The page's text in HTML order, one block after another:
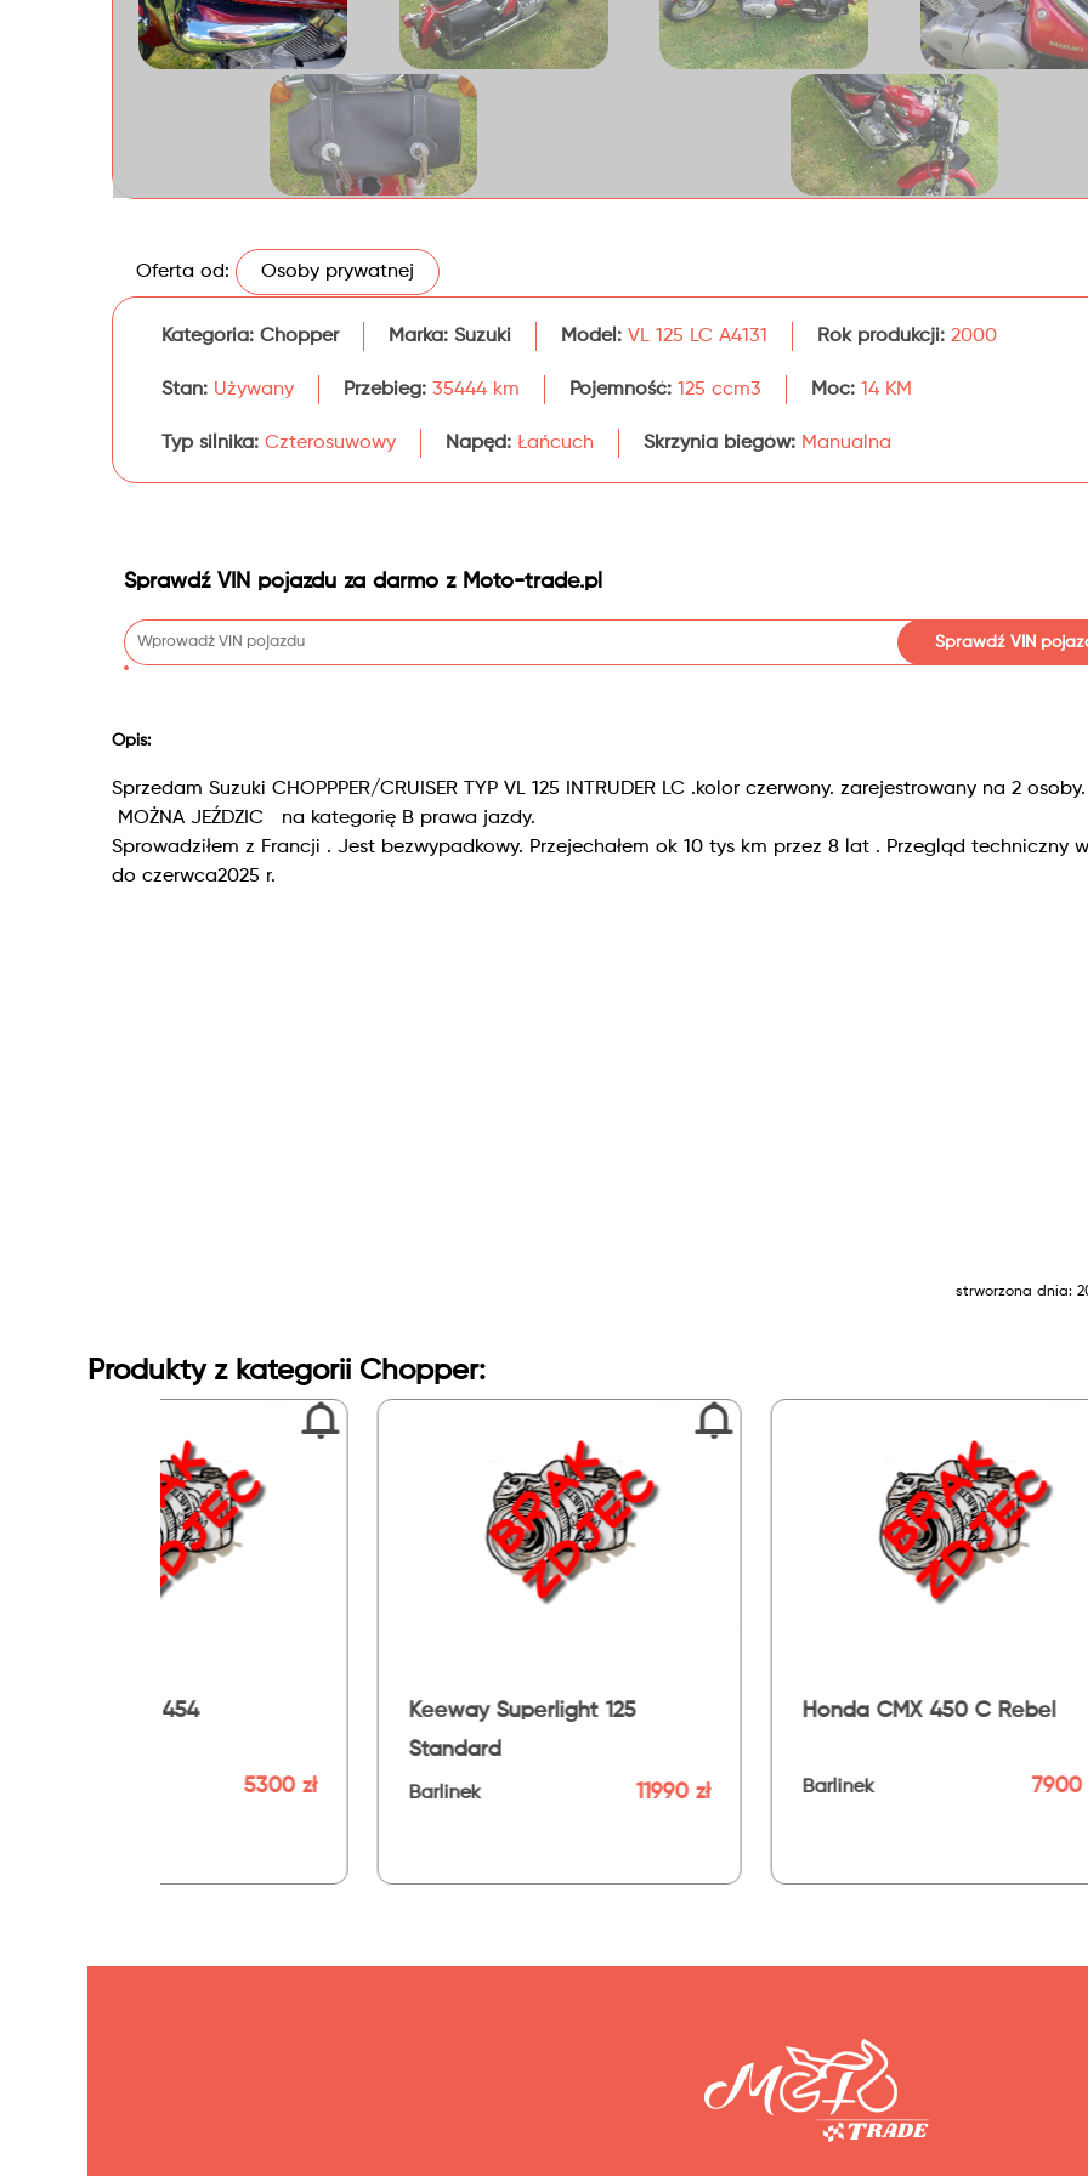
Oferta od: Osoby prywatnej
Kategoria: Chopper Marka: Suzuki Model: VL 125 LC A4131 Rok produkcji: 2000
Stan: Używany Przebieg: 35444 km Pojemność: 125 ccm3 Moc: 14 KM
Typ silnika: Czterosuwowy Napęd: Łańcuch Skrzynia biegów: Manualna
Sprawdź VIN pojazdu za darmo z Moto-trade.pl
Sprawdź VIN
Opis:
Sprzedam Suzuki CHOPPPER/CRUISER TYP VL 125 INTRUDER LC .kolor czerwony. zarejestrowany na 2 osoby.
MOŻNA JEŹDZIC na kategorię B prawa jazdy.
Sprowadziłem z Francji . Jest bezwypadkowy. Przejechałem ok 10 tys km przez 8 lat . Przegląd techniczny
do czerwca2025 r.
strworzona dnia:
Produkty z kategorii Chopper:
Keeway Superlight 125
11990 zł
Honda CMX 450 C Rebel
Barlinek 7900 zł
Kawasaki EN 500
Barlinek